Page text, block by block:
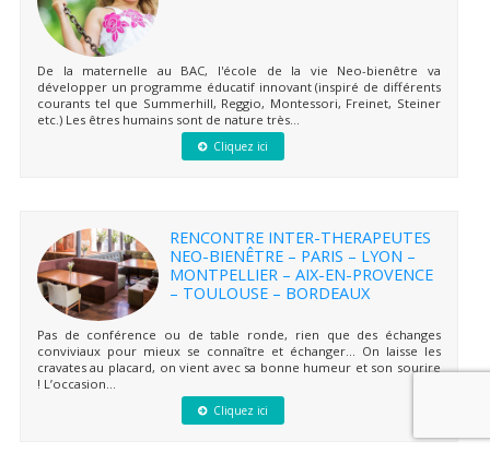
De la maternelle au BAC, l'école de la vie Neo-bienêtre va
développer un programme éducatif innovant (inspiré de différents
courants tel que Summerhill, Reggio, Montessori, Freinet, Steiner
etc.) Les êtres humains sont de nature très...
Cliquez ici
RENCONTRE INTER-THERAPEUTES
NEO-BIENÊTRE – PARIS – LYON –
MONTPELLIER – AIX-EN-PROVENCE
– TOULOUSE – BORDEAUX
Pas de conférence ou de table ronde, rien que des échanges
conviviaux pour mieux se connaître et échanger… On laisse les
cravates au placard, on vient avec sa bonne humeur et son sourire
! L’occasion...
Cliquez ici